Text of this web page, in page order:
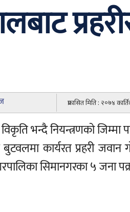
प्रकासित मिति : २०७४
भन्दै नियन्त्रणको जिम्मा
बुटवलमा कार्यरत प्रहरी
सिमानगरका ५ जना